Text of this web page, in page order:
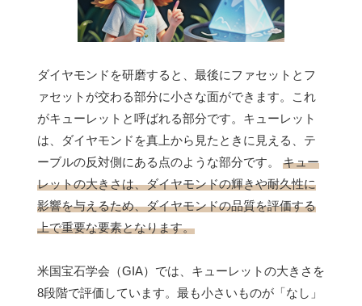
ダイヤモンドを研磨すると、最後にファセットとフ
ァセットが交わる部分に小さな面ができます。これ
がキューレットと呼ばれる部分です。キューレット
は、ダイヤモンドを真上から見たときに見える、テ
ーブルの反対側にある点のような部分です。 キュー
レットの大きさは、ダイヤモンドの輝きや耐久性に
影響を与えるため、ダイヤモンドの品質を評価する
上で重要な要素となります。
米国宝石学会（GIA）では、キューレットの大きさを
8段階で評価しています。最も小さいものが「なし」